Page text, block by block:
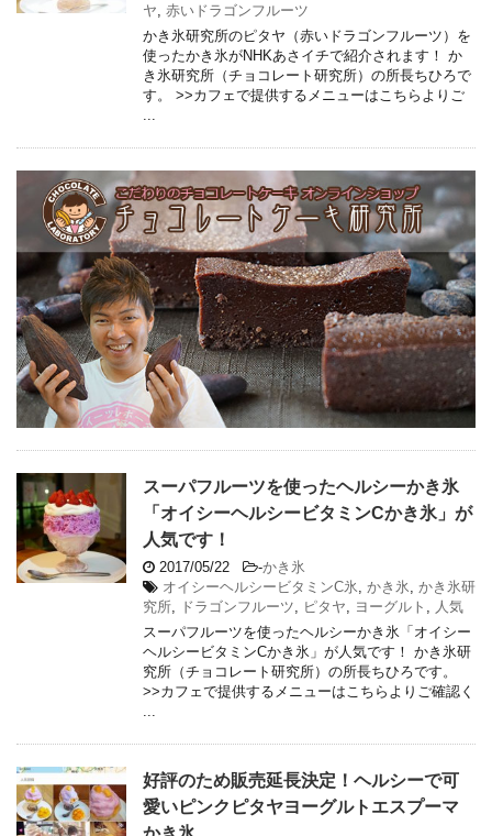
ヤ 赤いドラゴンフルーツ
かき氷研究所のピタヤ（赤いドラゴンフルーツ）を
使ったかき氷がNHKあさイチで紹介されます！ か
き氷研究所（チョコレート研究所）の所長ちひろで
す。 >>カフェで提供するメニューはこちらよりご
スーパフルーツを使ったヘルシーかき氷
「オイシーヘルシービタミンCかき氷」が
人気です！
2017/05/22 -かき氷
オイシーヘルシービタミンC氷, かき氷, かき氷研
究所, ドラゴンフルーツ, ピタヤ, ヨーグルト , 人気
スーパフルーツを使ったヘルシーかき氷「オイシー
ヘルシービタミンCかき氷」が人気です！ かき氷研
究所（チョコレート研究所）の所長ちひろです。
>>カフェで提供するメニューはこちらよりご確認く
...
好評のため販売延長決定！ヘルシーで可
愛いピンクピタヤヨーグルトエスプーマ